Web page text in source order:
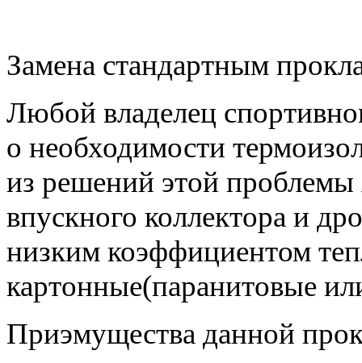
Замена стандартным
Любой владелец
о необходимости
из решений этой проблемы
впускного коллектора и
низким коэффициентом
картонные(паранитовые
Приэмущества данной